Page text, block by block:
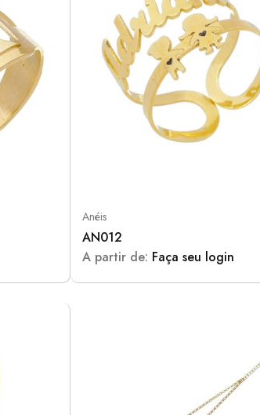
Anéis
AN012
A partir de: Faça seu login